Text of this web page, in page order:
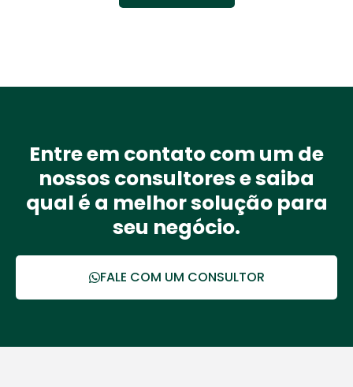
Entre em contato com um de
nossos consultores e saiba
qual é a melhor solução para
seu negócio.
FALE COM UM CONSULTOR